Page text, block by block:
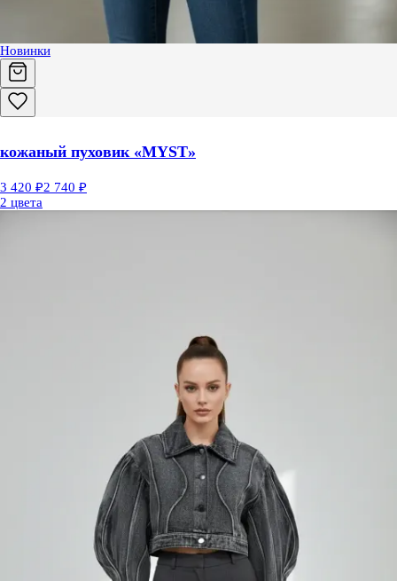
Новинки
кожаный пуховик «MYST»
3 420 ₽2 740 ₽
2 цвета